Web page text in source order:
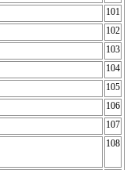
101
102
103
104
105
106
107
108